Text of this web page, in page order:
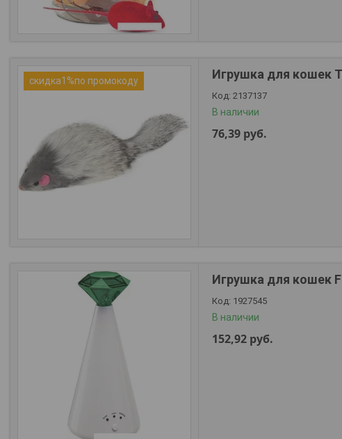
скидка1%по промокоду Игрушка для кошек
2137137
В наличии
76,39 руб.
Игрушка для кошек
1927545
В наличии
152,92 руб.